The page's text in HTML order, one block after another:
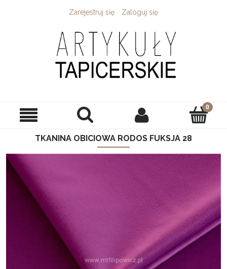
Zarejestruj się Zaloguj się
TKANINA OBICIOWA RODOS FUKSJA 28